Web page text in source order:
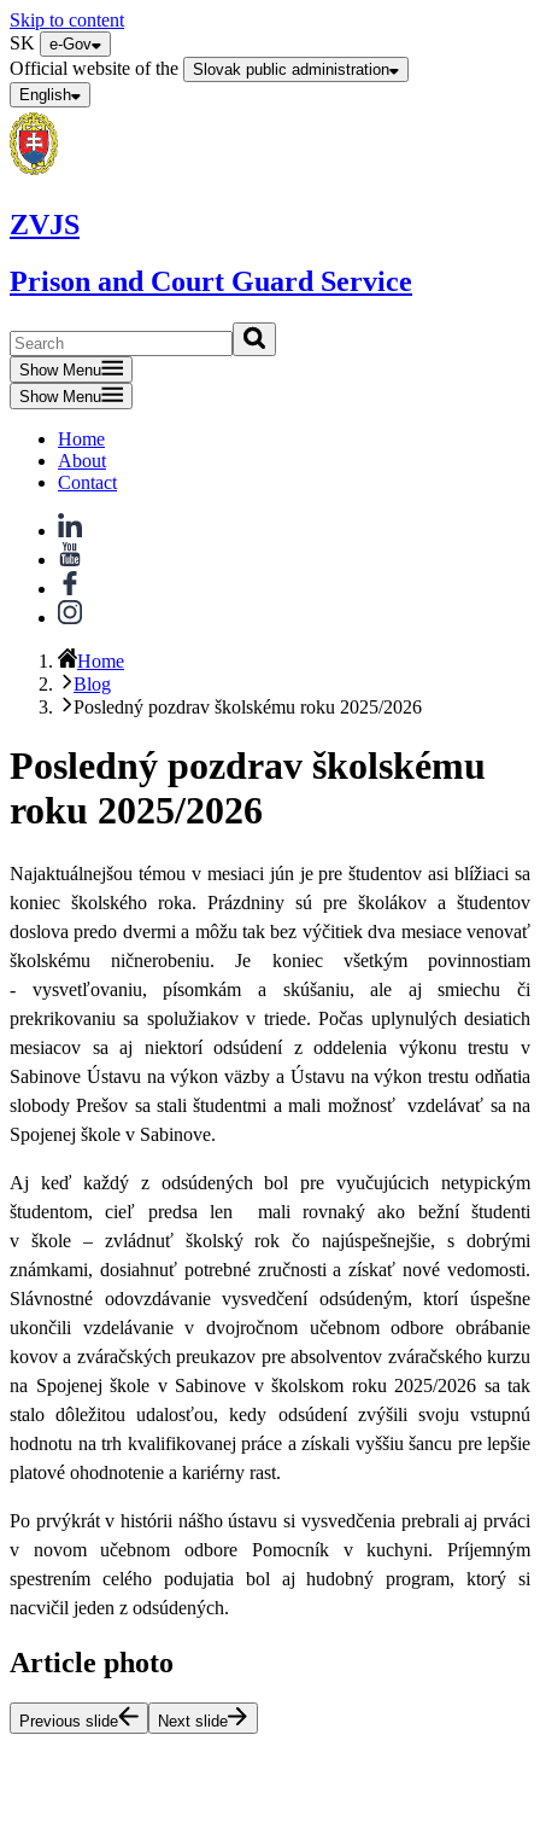
Skip to content
SK
e-Gov
Official website of the
Slovak public administration
English
ZVJS
Prison and Court Guard Service
Show Menu
Show Menu
Home
About
Contact
Home
Blog
Posledný pozdrav školskému roku 2025/2026
Posledný pozdrav školskému
roku 2025/2026
Najaktuálnejšou témou v mesiaci jún je pre študentov asi blížiaci sa
koniec školského roka. Prázdniny sú pre školákov a študentov
doslova predo dvermi a môžu tak bez výčitiek dva mesiace venovať
školskému ničnerobeniu. Je koniec všetkým povinnostiam
-
vysvetľovaniu, písomkám a skúšaniu,
ale aj smiechu či
prekrikovaniu sa spolužiakov v triede.Počas uplynulých desiatich
mesiacov saaj niektorí odsúdení zoddelenia výkonu trestu v
Sabinove Ústavu na výkon väzby a Ústavu na výkon trestu odňatia
slobody Prešov sa stali študentmi a mali možnosť vzdelávať sa na
Spojenej škole v Sabinove.
Aj keď každý z odsúdených bol pre vyučujúcich netypickým
študentom, cieľ predsa len mali rovnaký ako bežní študenti
v škole – zvládnuť školský rok čo najúspešnejšie, s dobrými
známkami, dosiahnuť potrebné zručnosti a získať nové vedomosti.
Slávnostné odovzdávanie vysvedčení odsúdeným, ktorí úspešne
ukončili vzdelávanie v dvojročnom učebnom odbore obrábanie
kovov a zváračských preukazov pre absolventov zváračského kurzu
na Spojenej škole v Sabinove v školskom roku 2025/2026 sa tak
stalo dôležitou
udalosťou, kedy odsúdení zvýšili svoju vstupnú
hodnotu na trh kvalifikovanej práce a získali vyššiu šancu pre lepšie
platové ohodnotenie a kariérny rast.
Po prvýkrát v histórii nášho ústavu si vysvedčenia prebrali aj prváci
v novom učebnom odbore Pomocník v kuchyni. Príjemným
spestrením celého podujatia bol aj hudobný program, ktorý si
nacvičil jeden z odsúdených.
Article photo
Previous slide Next slide